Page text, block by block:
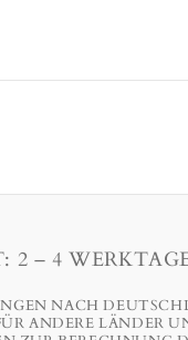
2 – 4
NACH
ANDERE LÄNDER